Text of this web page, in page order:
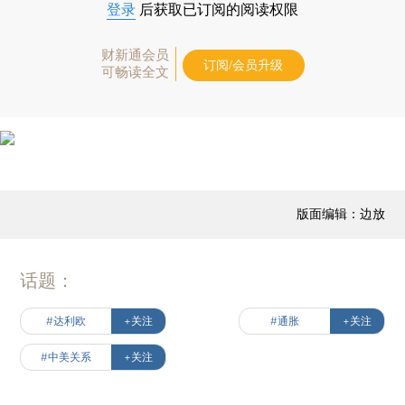
登录 后获取已订阅的阅读权限
财新通会员
可畅读全文
订阅/会员升级
版面编辑：边放
话题：
#达利欧 +关注 #通胀 +关注
#中美关系 +关注